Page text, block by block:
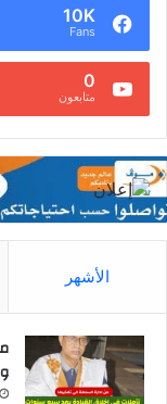
10K
Fans
0
متابعون
الأشهر